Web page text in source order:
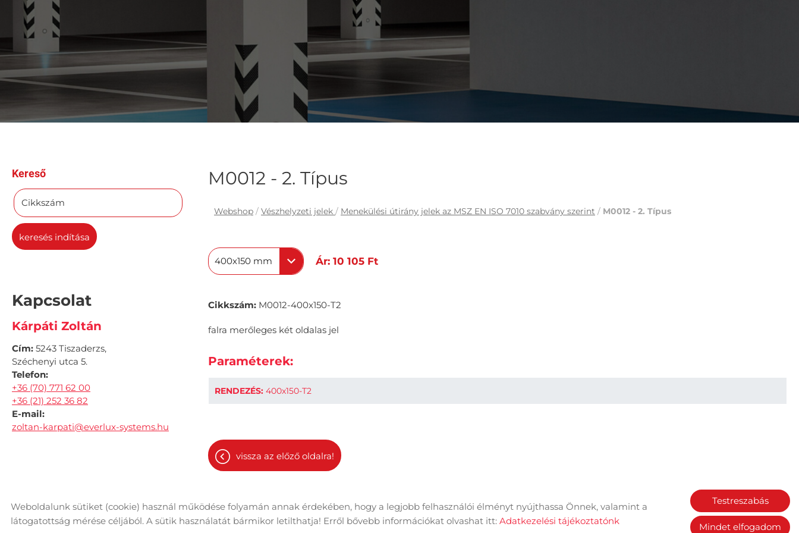
Kereső
Cikkszám
keresés indítása
Kapcsolat
Kárpáti Zoltán
Cím: 5243 Tiszaderzs,
Széchenyi utca 5.
Telefon:
+36 (70) 771 62 00
+36 (21) 252 36 82
E-mail:
zoltan-karpati@everlux-systems.hu
M0012 - 2. Típus
Webshop / Vészhelyzeti jelek / Menekülési útirány jelek az MSZ EN ISO 7010 szabvány szerint / M0012 - 2. Típus
400x150 mm Ár: 10 105 Ft
Cikkszám: M0012-400x150-T2
falra merőleges két oldalas jel
Paraméterek:
RENDEZÉS: 400x150-T2
vissza az előző oldalra!
© 2026 - Minden jog fenntartva Oldal információk Adatkezelési tájékoztató Impresszum
Sütik kezelése
Mindet elfogadom
Testreszabás
Weboldalunk sütiket (cookie) használ működése folyamán annak érdekében, hogy a legjobb felhasználói élményt nyújthassa Önnek, valamint a
látogatottság mérése céljából. A sütik használatát bármikor letilthatja! Erről bővebb információkat olvashat itt: Adatkezelési tájékoztatónk